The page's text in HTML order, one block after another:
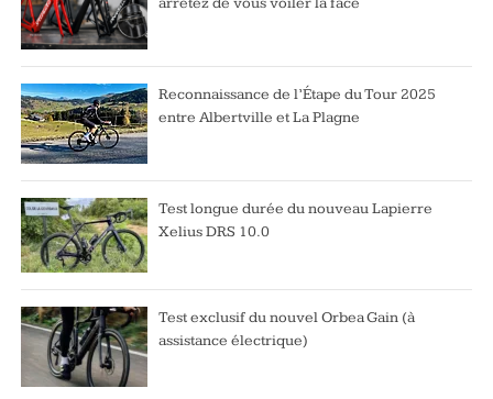
Reconnaissance de l’Étape du Tour 2025
entre Albertville et La Plagne
Test longue durée du nouveau Lapierre
Xelius DRS 10.0
Test exclusif du nouvel Orbea Gain (à
assistance électrique)